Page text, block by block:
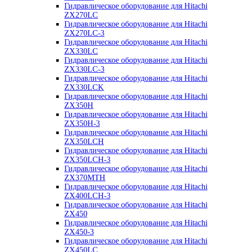
Гидравлическое оборудование для Hitachi
ZX270LC
Гидравлическое оборудование для Hitachi
ZX270LC-3
Гидравлическое оборудование для Hitachi
ZX330LC
Гидравлическое оборудование для Hitachi
ZX330LC-3
Гидравлическое оборудование для Hitachi
ZX330LCK
Гидравлическое оборудование для Hitachi
ZX350H
Гидравлическое оборудование для Hitachi
ZX350H-3
Гидравлическое оборудование для Hitachi
ZX350LCH
Гидравлическое оборудование для Hitachi
ZX350LCH-3
Гидравлическое оборудование для Hitachi
ZX370MTH
Гидравлическое оборудование для Hitachi
ZX400LCH-3
Гидравлическое оборудование для Hitachi
ZX450
Гидравлическое оборудование для Hitachi
ZX450-3
Гидравлическое оборудование для Hitachi
ZX450LC